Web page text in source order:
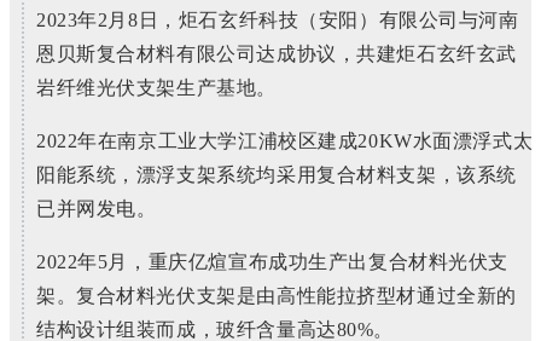
2023年2月8日，炬石玄纤科技（安阳）有限公司与河南
恩贝斯复合材料有限公司达成协议，共建炬石玄纤玄武
岩纤维光伏支架生产基地。
2022年在南京工业大学江浦校区建成20KW水面漂浮式太
阳能系统，漂浮支架系统均采用复合材料支架，该系统
已并网发电。
2022年5月，重庆亿煊宣布成功生产出复合材料光伏支
架。复合材料光伏支架是由高性能拉挤型材通过全新的
结构设计组装而成，玻纤含量高达80%。